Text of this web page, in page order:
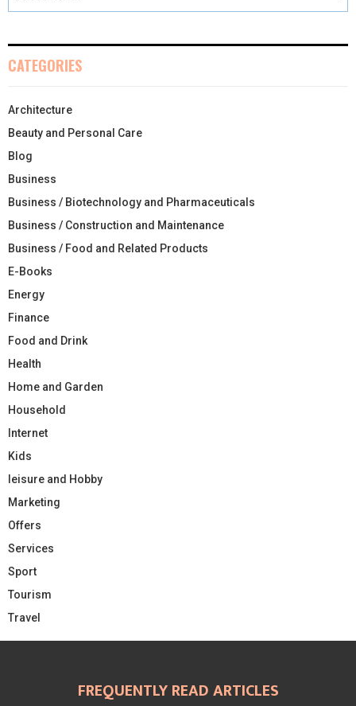
CATEGORIES
Architecture
Beauty and Personal Care
Blog
Business
Business / Biotechnology and Pharmaceuticals
Business / Construction and Maintenance
Business / Food and Related Products
E-Books
Energy
Finance
Food and Drink
Health
Home and Garden
Household
Internet
Kids
leisure and Hobby
Marketing
Offers
Services
Sport
Tourism
Travel
FREQUENTLY READ ARTICLES